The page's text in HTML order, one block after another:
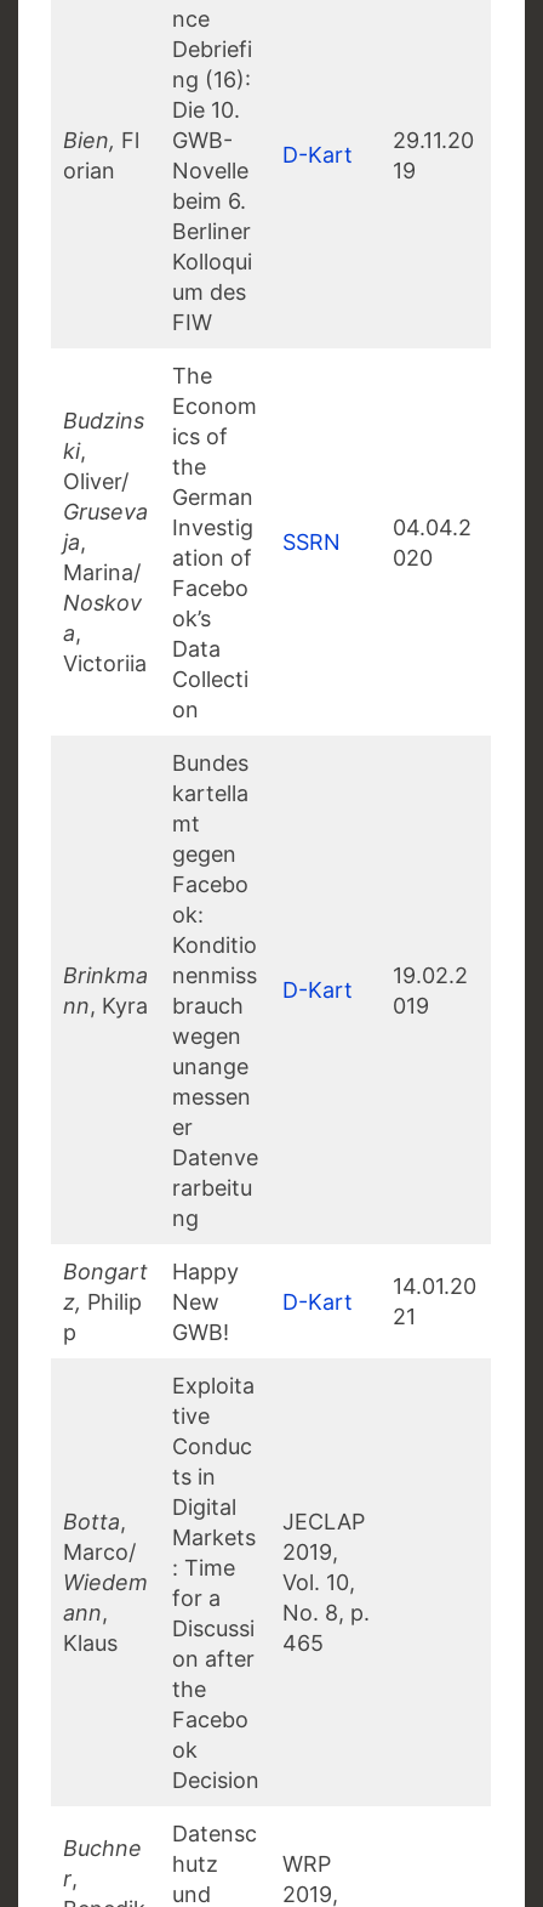
Bien, Fl
orian
nce
Debriefi
ng (16):
Die 10.
GWB-
Novelle
beim 6.
Berliner
Kolloqui
um des
FIW
D-Kart
29.11.20
19
Budzins
ki,
Oliver/
Gruseva
ja,
Marina/
Noskov
a,
Victoriia
The
Econom
ics of
the
German
Investig
ation of
Facebo
ok’s
Data
Collecti
on
SSRN
04.04.2
020
Brinkma
nn, Kyra
Bundes
kartella
mt
gegen
Facebo
ok:
Konditio
nenmiss
brauch
wegen
unange
messen
er
Datenve
rarbeitu
ng
D-Kart
19.02.2
019
Bongart
z, Philip
p
Happy
New
GWB!
D-Kart
14.01.20
21
Botta,
Marco/
Wiedem
ann,
Klaus
Exploita
tive
Conduc
ts in
Digital
Markets
: Time
for a
Discussi
on after
the
Facebo
ok
Decision
JECLAP
2019,
Vol. 10,
No. 8, p.
465
Buchne
r,
Datensc
hutz
und
WRP
2019,